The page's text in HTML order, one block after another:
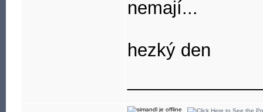
nemají...
hezký den